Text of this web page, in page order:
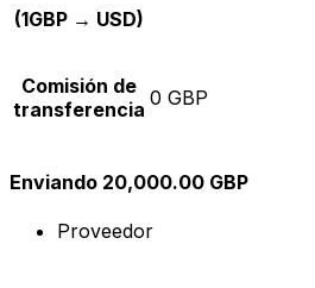
(1GBP → USD)
Comisión de
transferencia 0 GBP
Enviando 20,000.00 GBP
Proveedor